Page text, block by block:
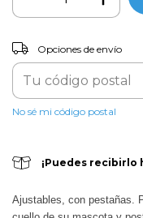
Entregas para el CP:
Opciones de envío
No sé mi código postal
¡Puedes recibirlo
Ajustables, con pestañas.